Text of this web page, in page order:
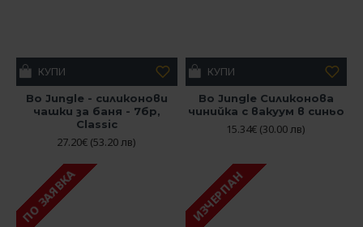
Bo Jungle - силиконови
чашки за баня - 7бр,
Classic
27.20€ (53.20 лв)
КУПИ
Bo Jungle Силиконова
чинийка с вакуум в синьо
15.34€ (30.00 лв)
КУПИ
ПО ЗАЯВКА ИЗЧЕРПАН